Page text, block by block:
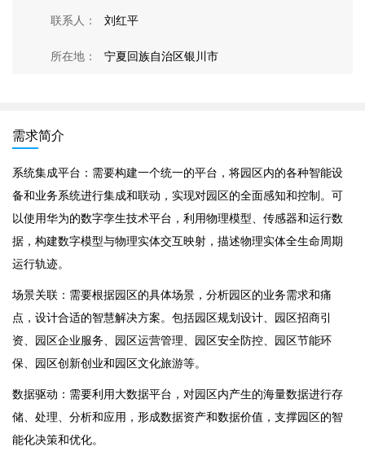
联系人： 刘红平
所在地： 宁夏回族自治区银川市
需求简介
系统集成平台：需要构建一个统一的平台，将园区内的各种智能设
备和业务系统进行集成和联动，实现对园区的全面感知和控制。可
以使用华为的数字孪生技术平台，利用物理模型、传感器和运行数
据，构建数字模型与物理实体交互映射，描述物理实体全生命周期
运行轨迹。
场景关联：需要根据园区的具体场景，分析园区的业务需求和痛
点，设计合适的智慧解决方案。包括园区规划设计、园区招商引
资、园区企业服务、园区运营管理、园区安全防控、园区节能环
保、园区创新创业和园区文化旅游等。
数据驱动：需要利用大数据平台，对园区内产生的海量数据进行存
储、处理、分析和应用，形成数据资产和数据价值，支撑园区的智
能化决策和优化。